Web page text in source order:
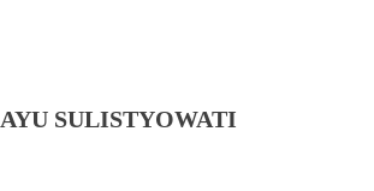
AYU SULISTYOWATI